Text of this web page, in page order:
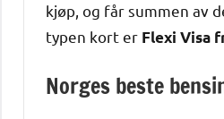
kjøp, og får summen av
typen kort er Flexi Visa
Norges beste